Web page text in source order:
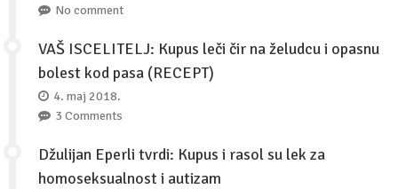
No comment
VAŠ ISCELITELJ: Kupus leči čir na želudcu i opasnu
bolest kod pasa (RECEPT)
4. maj 2018.
3 Comments
Džulijan Eperli tvrdi: Kupus i rasol su lek za
homoseksualnost i autizam